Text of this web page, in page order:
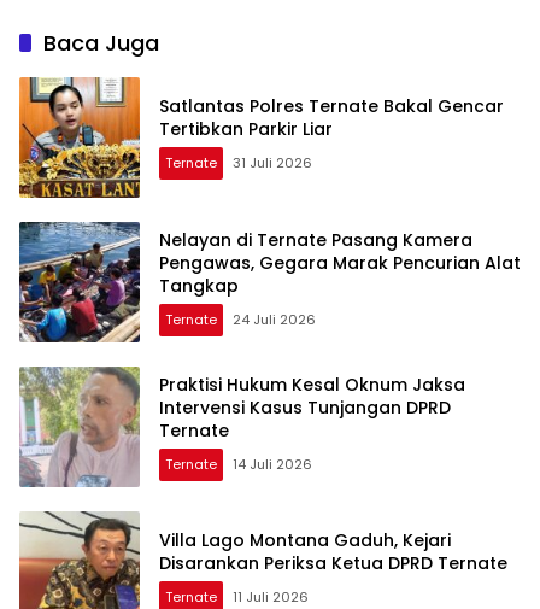
Baca Juga
Satlantas Polres Ternate Bakal Gencar
Tertibkan Parkir Liar
Ternate 31 Juli 2026
Nelayan di Ternate Pasang Kamera
Pengawas, Gegara Marak Pencurian Alat
Tangkap
Ternate 24 Juli 2026
Praktisi Hukum Kesal Oknum Jaksa
Intervensi Kasus Tunjangan DPRD
Ternate
Ternate 14 Juli 2026
Villa Lago Montana Gaduh, Kejari
Disarankan Periksa Ketua DPRD Ternate
Ternate 11 Juli 2026